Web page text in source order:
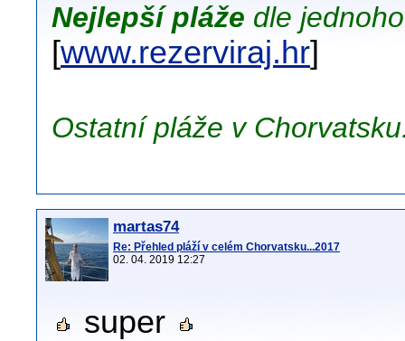
Nejlepší pláže dle
[www.rezerviraj.hr]
Ostatní pláže v
martas74
Re: Přehled pláží v celém Chorvatsku...2017
02. 04. 2019 12:27
super